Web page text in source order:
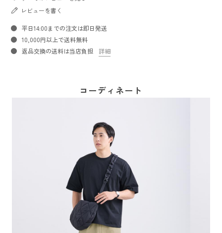
レビューを書く
平日14:00までの注文は即日発送
10,000円以上で送料無料
返品交換の送料は当店負担
詳細
コーディネート